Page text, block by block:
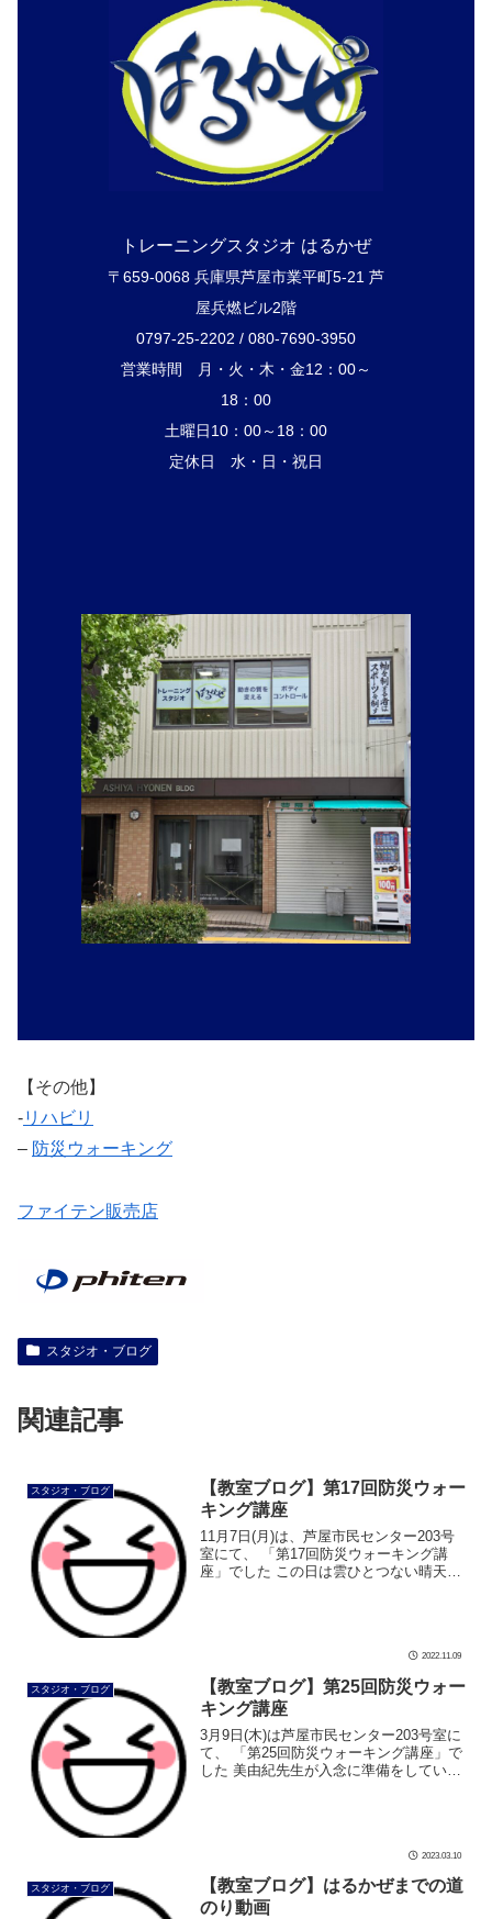
トレーニングスタジオ はるかぜ
〒659-0068 兵庫県芦屋市業平町5-21 芦
屋兵燃ビル2階
0797-25-2202 / 080-7690-3950
営業時間 月・火・木・金12：00～
18：00
土曜日10：00～18：00
定休日 水・日・祝日
【その他】
‐リハビリ
– 防災ウォーキング
ファイテン販売店
スタジオ・ブログ
関連記事
スタジオ・ブログ
【教室ブログ】第17回防災ウォー
キング講座
11月7日(月)は、芦屋市民センター203号
室にて、 「第17回防災ウォーキング講
座」でした この日は雲ひとつない晴天
2022.11.09
スタジオ・ブログ
【教室ブログ】第25回防災ウォー
キング講座
3月9日(木)は芦屋市民センター203号室に
て、 「第25回防災ウォーキング講座」で
した 美由紀先生が入念に準備をしていま
2023.03.10
スタジオ・ブログ
【教室ブログ】はるかぜまでの道
のり動画